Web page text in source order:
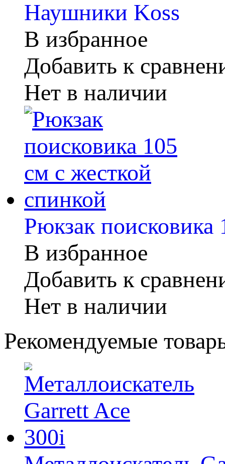
Наушники Koss
В избранное
Добавить к
Нет в наличии
Рюкзак поисковика
В избранное
Добавить к
Нет в наличии
Рекомендуемые